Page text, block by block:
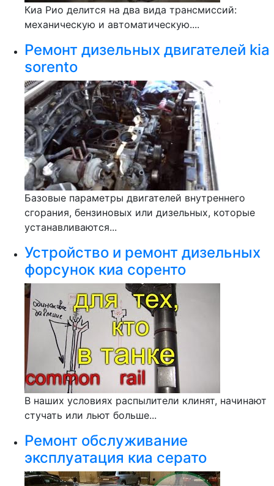
Киа Рио делится на два вида трансмиссий:
механическую и автоматическую....
Ремонт дизельных двигателей kia
sorento
Базовые параметры двигателей внутреннего
сгорания, бензиновых или дизельных, которые
устанавливаются...
Устройство и ремонт дизельных
форсунок киа соренто
В наших условиях распылители клинят, начинают
стучать или льют больше...
Ремонт обслуживание
эксплуатация киа серато